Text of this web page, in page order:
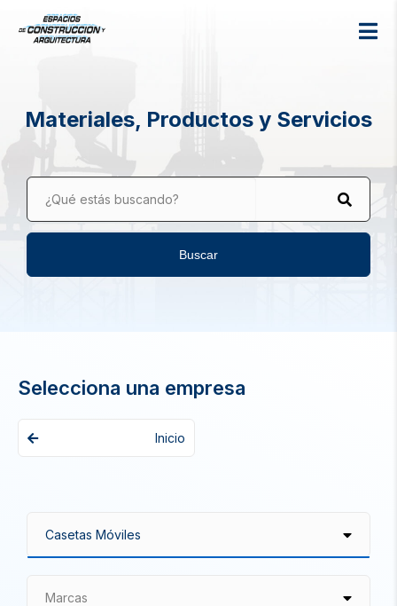
Materiales, Productos y Servicios
¿Qué estás buscando?
Buscar
Selecciona una empresa
Inicio
Marcas